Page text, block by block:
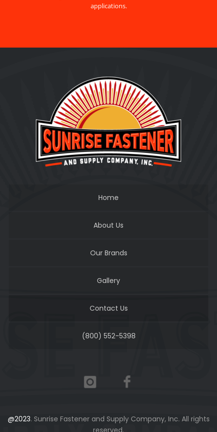
applications.
Home
About Us
Our Brands
Gallery
Contact Us
(800) 552-5398
@2023. Sunrise Fastener and Supply Company, Inc. All rights
reserved.